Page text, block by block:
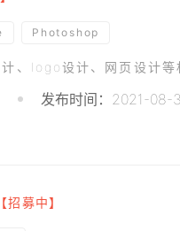
Photoshop
、logo设计、网页设计等
发布时间：2021-08-
【招募中】